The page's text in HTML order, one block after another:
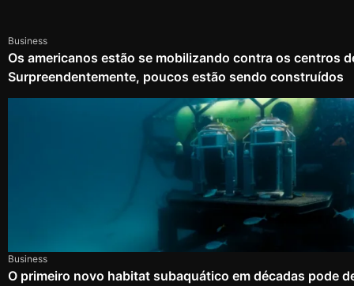
Business
Os americanos estão se mobilizando contra os centros
Surpreendentemente, poucos estão sendo construídos
Business
O primeiro novo habitat subaquático em décadas pode